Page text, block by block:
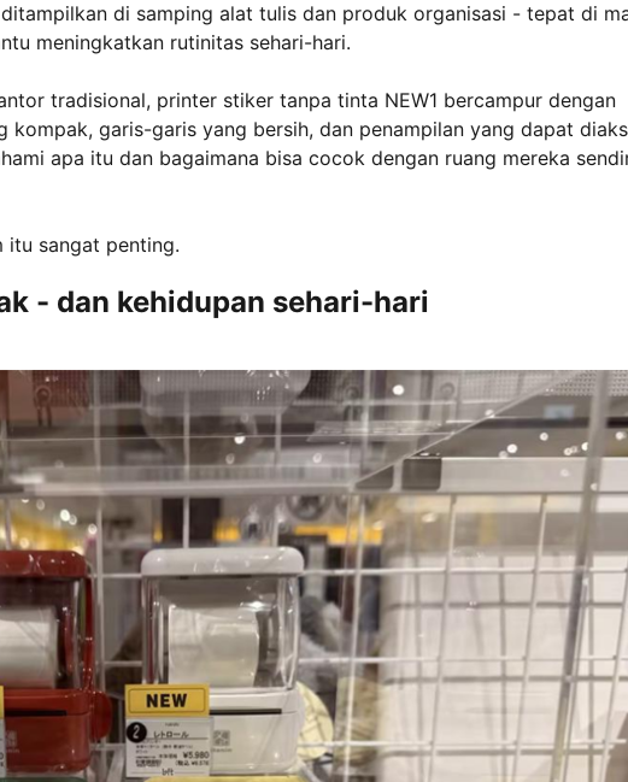
di samping alat tulis dan produk organisasi - tepat di
meningkatkan rutinitas sehari-hari.
tradisional, printer stiker tanpa tinta NEW1 bercampur dengan
kompak, garis-garis yang bersih, dan penampilan yang dapat
apa itu dan bagaimana bisa cocok dengan ruang mereka
itu sangat penting.
- dan kehidupan sehari-hari